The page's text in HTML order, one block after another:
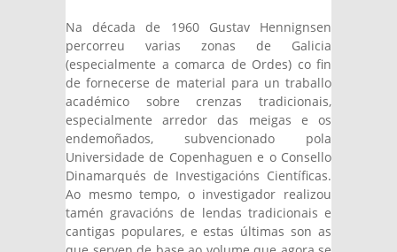
Na década de 1960 Gustav Hennignsen
percorreu varias zonas de Galicia
(especialmente a comarca de Ordes) co fin
de fornecerse de material para un traballo
académico sobre crenzas tradicionais,
especialmente arredor das meigas e os
endemoñados, subvencionado pola
Universidade de Copenhaguen e o Consello
Dinamarqués de Investigacións Científicas.
Ao mesmo tempo, o investigador realizou
tamén gravacións de lendas tradicionais e
cantigas populares, e estas últimas son as